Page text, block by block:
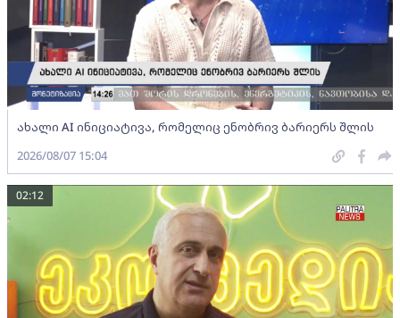
ახალი AI ინიციატივა, რომელიც ენობრივ ბარიერს შლის
2026/08/07 15:04
02:12